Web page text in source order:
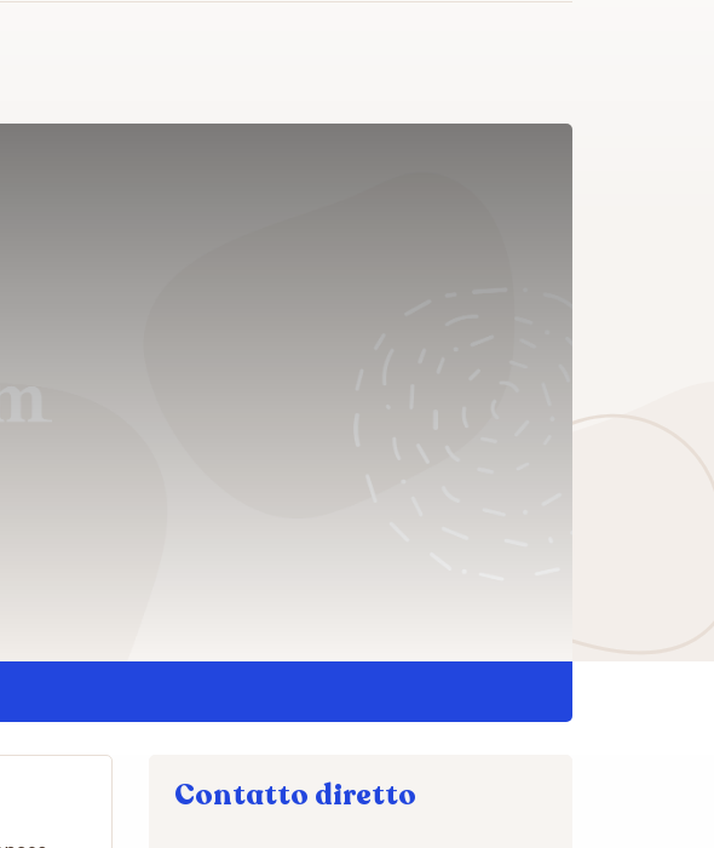
Contatto diretto